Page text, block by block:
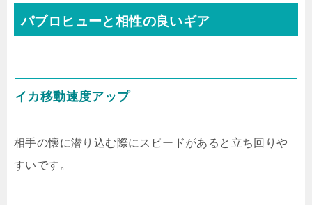
パブロヒューと相性の良いギア
イカ移動速度アップ
相手の懐に潜り込む際にスピードがあると立ち回りや
すいです。